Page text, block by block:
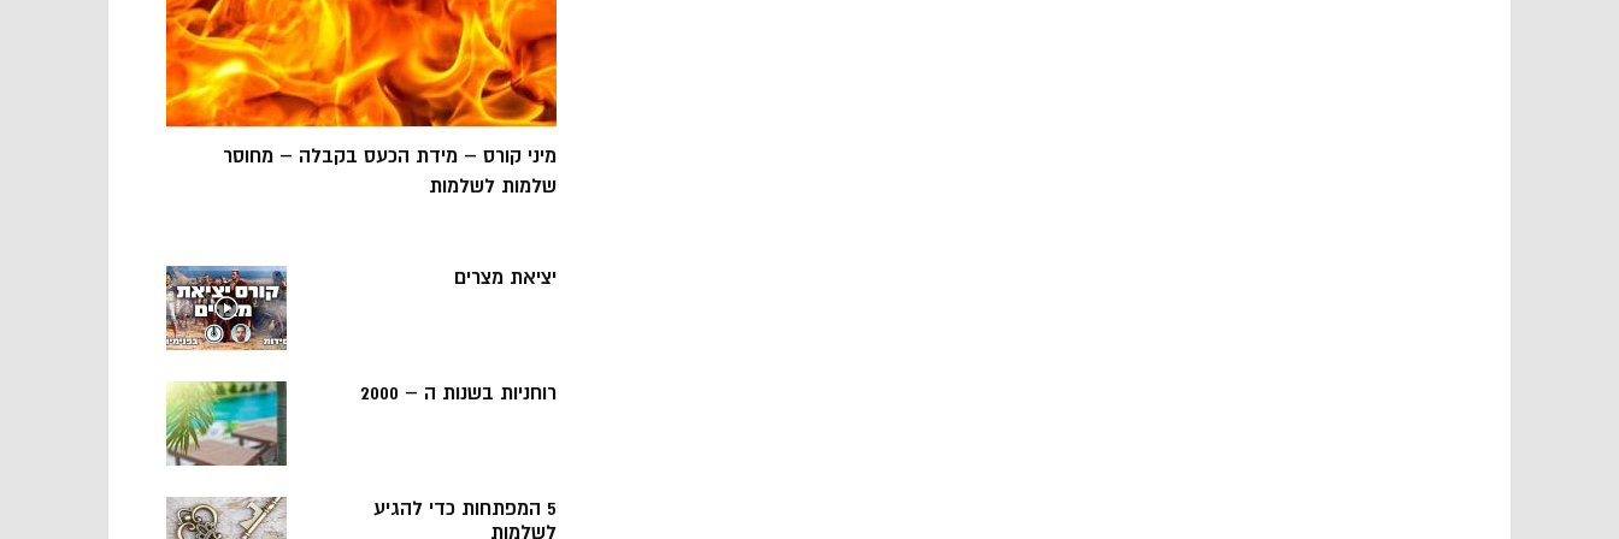
מיני קורס – מידת הכעס בקבלה – מחוסר
שלמות לשלמות
יציאת מצרים
רוחניות בשנות ה – 2000
5 המפתחות כדי להגיע
לשלמות